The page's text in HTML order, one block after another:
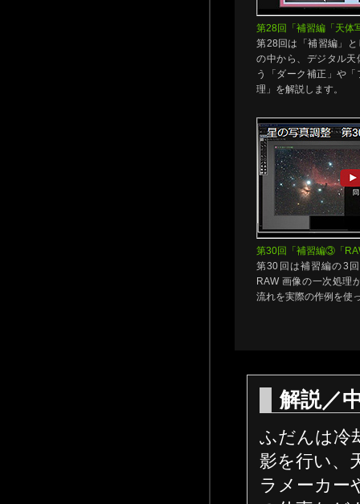
第28回「補習編「天体
第28回は「補習編」
の中から、デジタル
う「ダーク補正」や
理」を解説します。
第30回「補習編③「
第30回は補習編の3
RAW 画像の一次処理
流れを実際の作例を使
解説／
ふだんは冷
影を行い、
ラメーカー